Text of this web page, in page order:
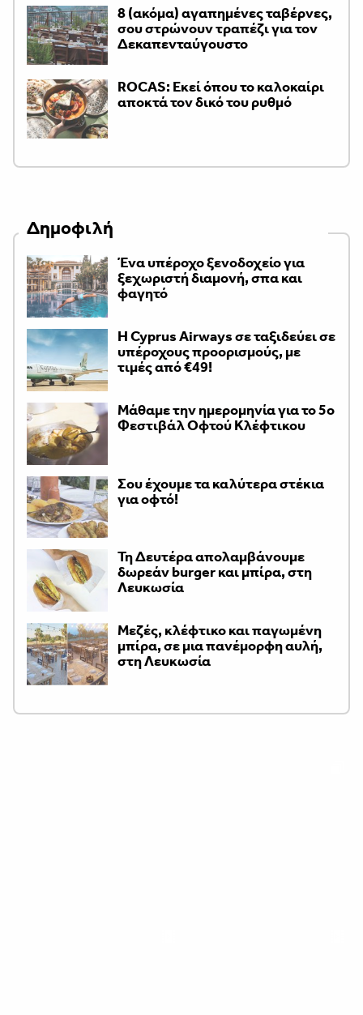
8 (ακόμα) αγαπημένες ταβέρνες,
σου στρώνουν τραπέζι για τον
Δεκαπενταύγουστο
ROCAS: Εκεί όπου το καλοκαίρι
αποκτά τον δικό του ρυθμό
Δημοφιλή
Ένα υπέροχο ξενοδοχείο για
ξεχωριστή διαμονή, σπα και
φαγητό
H Cyprus Airways σε ταξιδεύει σε
υπέροχους προορισμούς, με
τιμές από €49!
Μάθαμε την ημερομηνία για το 5ο
Φεστιβάλ Οφτού Κλέφτικου
Σου έχουμε τα καλύτερα στέκια
για οφτό!
Τη Δευτέρα απολαμβάνουμε
δωρεάν burger και μπίρα, στη
Λευκωσία
Μεζές, κλέφτικο και παγωμένη
μπίρα, σε μια πανέμορφη αυλή,
στη Λευκωσία